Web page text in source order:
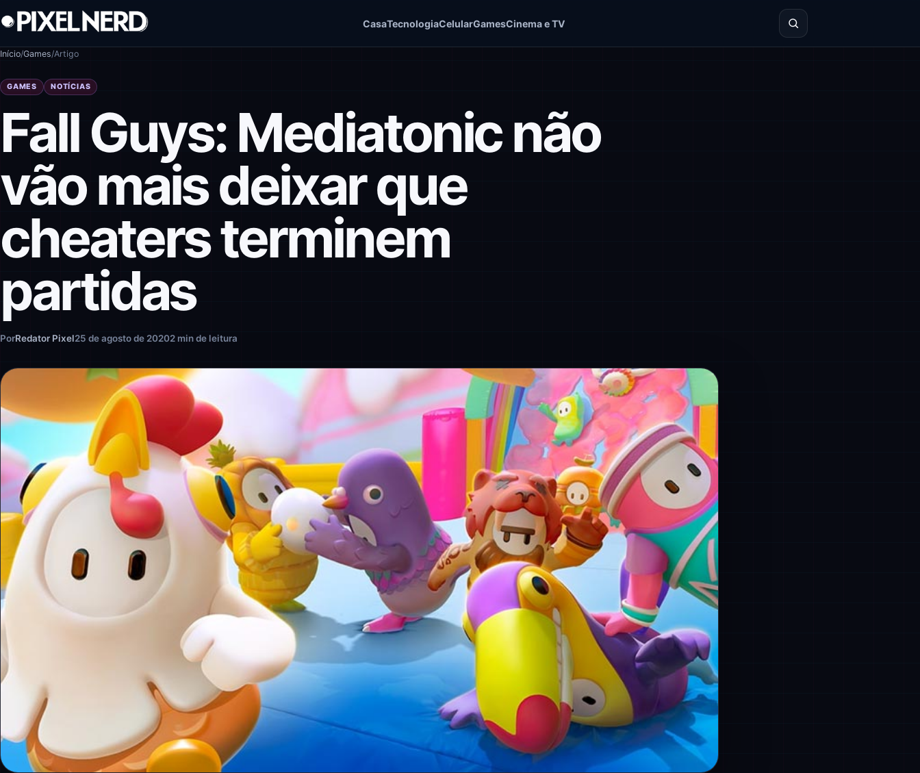
Pular para o conteúdo
CasaTecnologiaCelularGamesCinema e TV
Início/Games/Artigo
GAMES NOTÍCIAS
Fall Guys: Mediatonic não
vão mais deixar que
cheaters terminem
partidas
PorRedator Pixel25 de agosto de 20202 min de leitura